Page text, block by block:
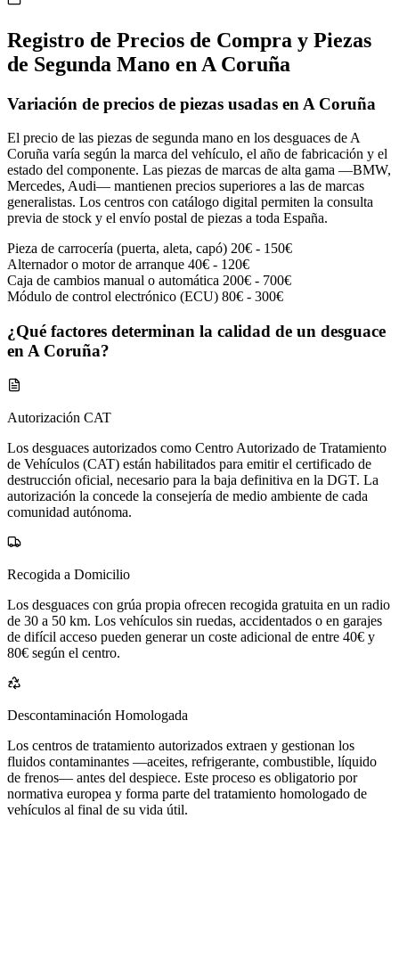
Registro de Precios de Compra y Piezas
de Segunda Mano en A Coruña
Variación de precios de piezas usadas en A Coruña
El precio de las piezas de segunda mano en los desguaces de A
Coruña varía según la marca del vehículo, el año de fabricación y el
estado del componente. Las piezas de marcas de alta gama —BMW,
Mercedes, Audi— mantienen precios superiores a las de marcas
generalistas. Los centros con catálogo digital permiten la consulta
previa de stock y el envío postal de piezas a toda España.
Pieza de carrocería (puerta, aleta, capó) 20€ - 150€
Alternador o motor de arranque 40€ - 120€
Caja de cambios manual o automática 200€ - 700€
Módulo de control electrónico (ECU) 80€ - 300€
¿Qué factores determinan la calidad de un desguace
en A Coruña?
Autorización CAT
Los desguaces autorizados como Centro Autorizado de Tratamiento
de Vehículos (CAT) están habilitados para emitir el certificado de
destrucción oficial, necesario para la baja definitiva en la DGT. La
autorización la concede la consejería de medio ambiente de cada
comunidad autónoma.
Recogida a Domicilio
Los desguaces con grúa propia ofrecen recogida gratuita en un radio
de 30 a 50 km. Los vehículos sin ruedas, accidentados o en garajes
de difícil acceso pueden generar un coste adicional de entre 40€ y
80€ según el centro.
Descontaminación Homologada
Los centros de tratamiento autorizados extraen y gestionan los
fluidos contaminantes —aceites, refrigerante, combustible, líquido
de frenos— antes del despiece. Este proceso es obligatorio por
normativa europea y forma parte del tratamiento homologado de
vehículos al final de su vida útil.